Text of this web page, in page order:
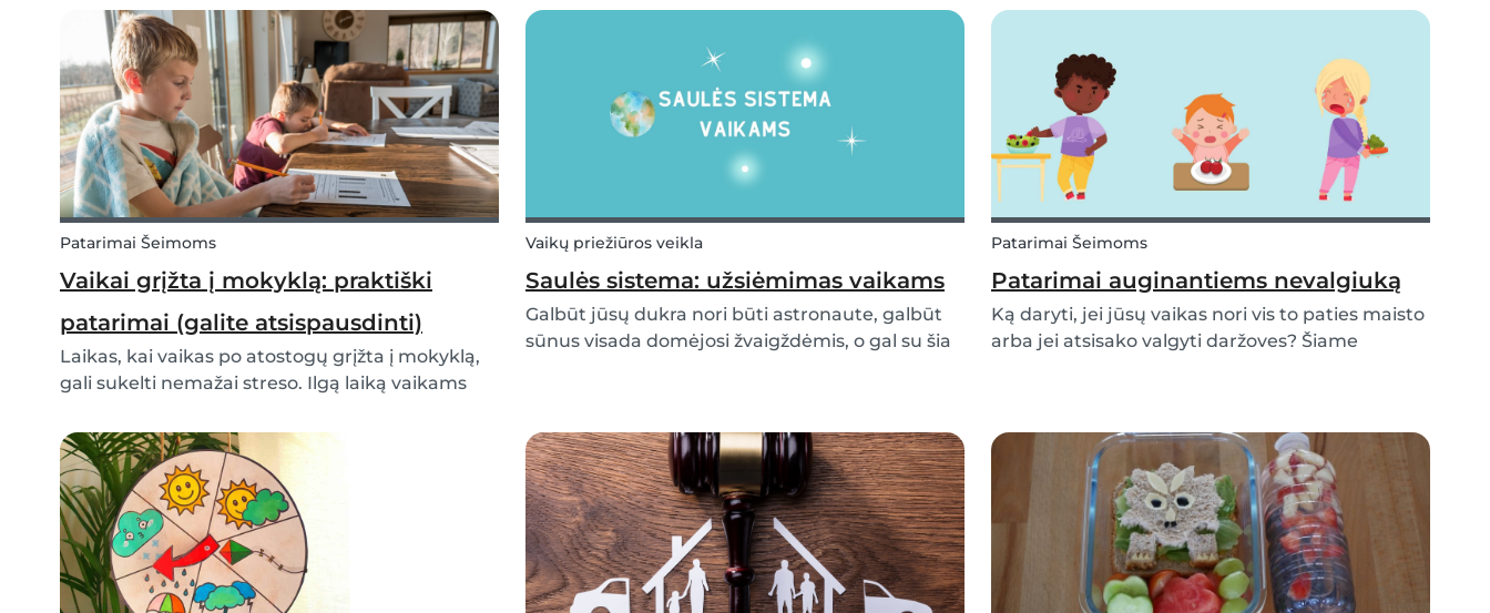
palengvinti išsiskyrimo sukeliamą stresą.
sveika valgyti jums ir jūsų vaikams. Laimei,
Patarimai Šeimoms
Vaikai grįžta į mokyklą: praktiški
patarimai (galite atsispausdinti)
Laikas, kai vaikas po atostogų grįžta į mokyklą,
gali sukelti nemažai streso. Ilgą laiką vaikams
mokyklinę rutiną gali būti tikras iššūkis. Visko
gali pasirodyti per daug. Laimei, turime gerų
idėj...
Vaikų priežiūros veikla
Saulės sistema: užsiėmimas vaikams
Galbūt jūsų dukra nori būti astronaute, galbūt
sūnus visada domėjosi žvaigždėmis, o gal su šia
Saulė...
Patarimai Šeimoms
Patarimai auginantiems nevalgiuką
Ką daryti, jei jūsų vaikas nori vis to paties maisto
arba jei atsisako valgyti daržoves? Šiame